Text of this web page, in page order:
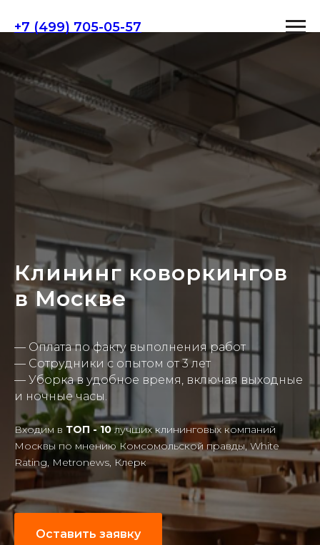
+7 (499) 705-05-57
Клининг коворкингов
в Москве
— Оплата по факту выполнения работ
— Сотрудники с опытом от 3 лет
— Уборка в удобное время, включая выходные
и ночные часы.
Входим в ТОП - 10лучших клининговых компаний
Москвы по мнению Комсомольской правды, White
Rating, Metronews, Клерк
Оставить заявку